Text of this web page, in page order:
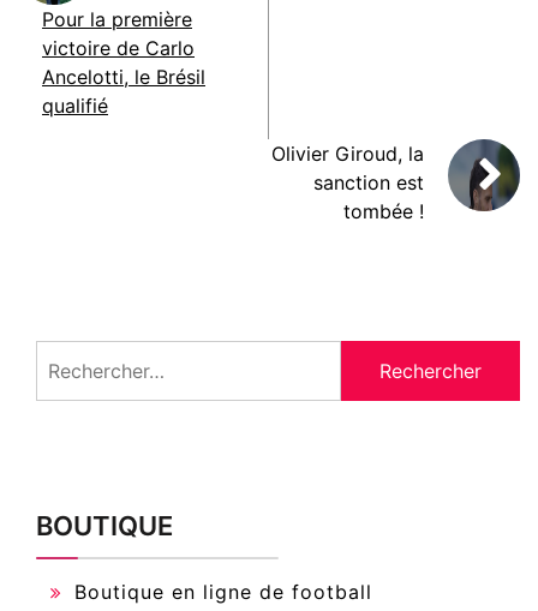
Pour la première
victoire de Carlo
Ancelotti, le Brésil
qualifié
Olivier Giroud, la
sanction est
tombée !
BOUTIQUE
Boutique en ligne de football